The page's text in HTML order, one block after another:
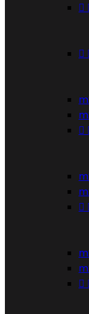




